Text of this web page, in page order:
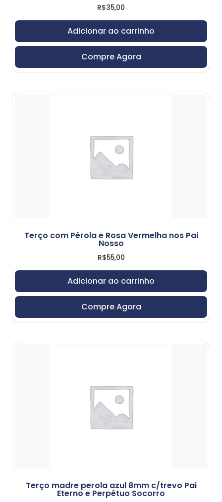
R$35,00
Adicionar ao carrinho
Compre Agora
Terço com Pérola e Rosa Vermelha nos Pai
Nosso
R$55,00
Adicionar ao carrinho
Compre Agora
Terço madre perola azul 8mm c/trevo Pai
Eterno e Perpétuo Socorro